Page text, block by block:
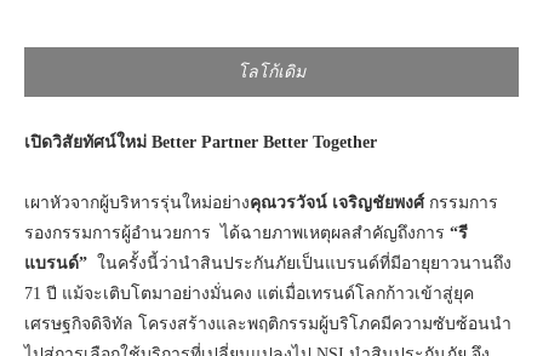
โลโก้เดิม
เปิดวิสัยทัศน์ใหม่ Better Partner Better Together
เผาหัวจากผู้บริหารรุ่นใหม่อย่างคุณวรวัจน์ เจริญชัยพงศ์กรรมการ
รองกรรมการผู้อำนวยการ ได้ฉายภาพเหตุผลสำคัญถึงการ “รี
แบรนด์” ในครั้งนี้ว่านำสินประกันภัยเป็นแบรนด์ที่มีอายุยาวนานถึง
71 ปี แม้จะเติบโตมาอย่างมั่นคง แต่เมื่อเทรนด์โลกก้าวเข้าสู่ยุค
เศรษฐกิจดิจิทัล โครงสร้างและพฤติกรรมผู้บริโภคมีความซับซ้อนนำ